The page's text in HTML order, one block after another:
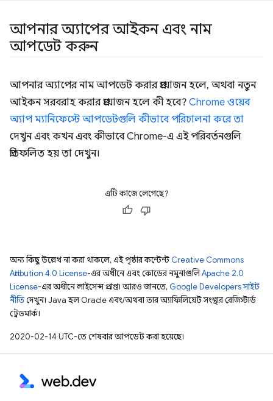
আপনার অ্যাপের আইকন এবং নাম
আপডেট করুন
আপনার অ্যাপের নাম আপডেট করার প্রয়োজন হলে, অথবা নতুন
আইকন সরবরাহ করার প্রয়োজন হলে কী হবে? Chrome ওয়েব
অ্যাপ ম্যানিফেস্টে আপডেটগুলি কীভাবে পরিচালনা করে তা
দেখুন এবং কখন এবং কীভাবে Chrome-এ এই পরিবর্তনগুলি
প্রতিফলিত হয় তা দেখুন।
এটি কাজে লেগেছে?
অন্য কিছু উল্লেখ না করা থাকলে, এই পৃষ্ঠার কন্টেন্ট Creative Commons
Attribution 4.0 License-এর অধীনে এবং কোডের নমুনাগুলিApache 2.0
License-এর অধীনে লাইসেন্স প্রাপ্ত। আরও জানতে, Google Developers সাইট
নীতিদেখুন। Java হল Oracle এবং/অথবা তার অ্যাফিলিয়েট সংস্থার রেজিস্টার্ড
ট্রেডমার্ক।
2020-02-14 UTC-তে শেষবার আপডেট করা হয়েছে।